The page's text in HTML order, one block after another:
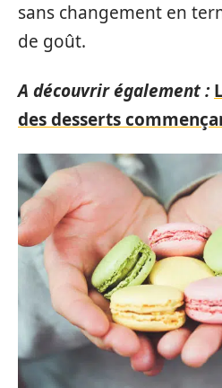
sans changement en
de goût.
A découvrir également :
des desserts